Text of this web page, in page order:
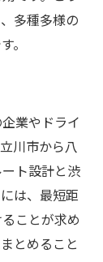
多種多様の
。
業やドライ
川市から八
ト設計と渋
は、最短距
ことが求め
とめること